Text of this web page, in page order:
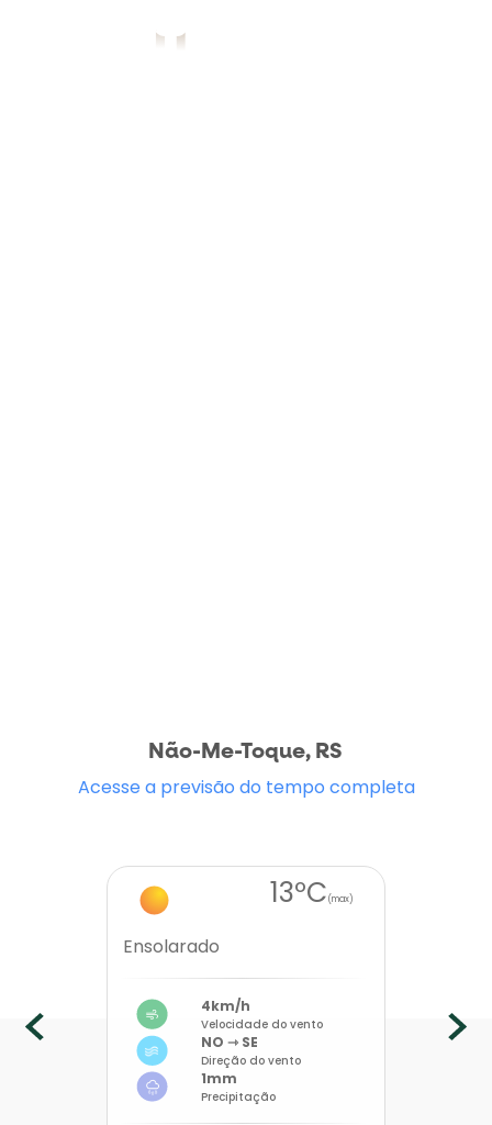
Não-Me-Toque, RS
Acesse a previsão do tempo completa
13ºC(max)
Ensolarado
4km/h
Velocidade do vento
NO ⇾ SE
Direção do vento
1mm
Precipitação
Previous